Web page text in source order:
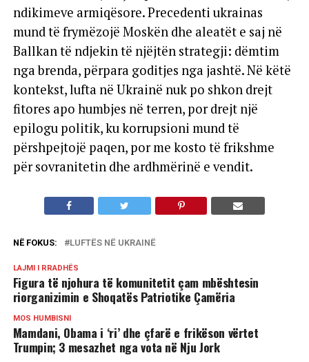
ndikimeve armiqësore. Precedenti ukrainas
mund të frymëzojë Moskën dhe aleatët e saj në
Ballkan të ndjekin të njëjtën strategji: dëmtim
nga brenda, përpara goditjes nga jashtë. Në këtë
kontekst, lufta në Ukrainë nuk po shkon drejt
fitores apo humbjes në terren, por drejt një
epilogu politik, ku korrupsioni mund të
përshpejtojë paqen, por me kosto të frikshme
për sovranitetin dhe ardhmërinë e vendit.
NË FOKUS: LUFTËS NË UKRAINË
LAJMI I RRADHËS
Figura të njohura të komunitetit çam mbështesin
riorganizimin e Shoqatës Patriotike Çamëria
MOS HUMBISNI
Mamdani, Obama i ‘ri’ dhe çfarë e frikëson vërtet
Trumpin; 3 mesazhet nga vota në Nju Jork